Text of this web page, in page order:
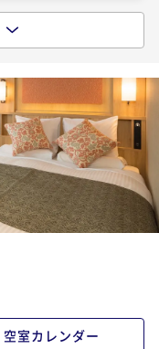
で
¥6,520~
2名 ¥ 6,194 ~
トクな価格！※2
2名 ¥ 9,899 ~
空室カレンダー